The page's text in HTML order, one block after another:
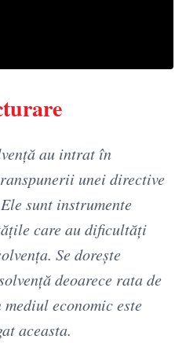
au intrat în
unei directive
sunt instrumente
care au dificultăți
Se dorește
deoarece rata de
economic este
aceasta.